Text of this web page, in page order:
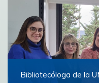
El programa se lleva
edificio central de la
los días 24, 25 y 26 de
Ver más
Bibliotecóloga de la